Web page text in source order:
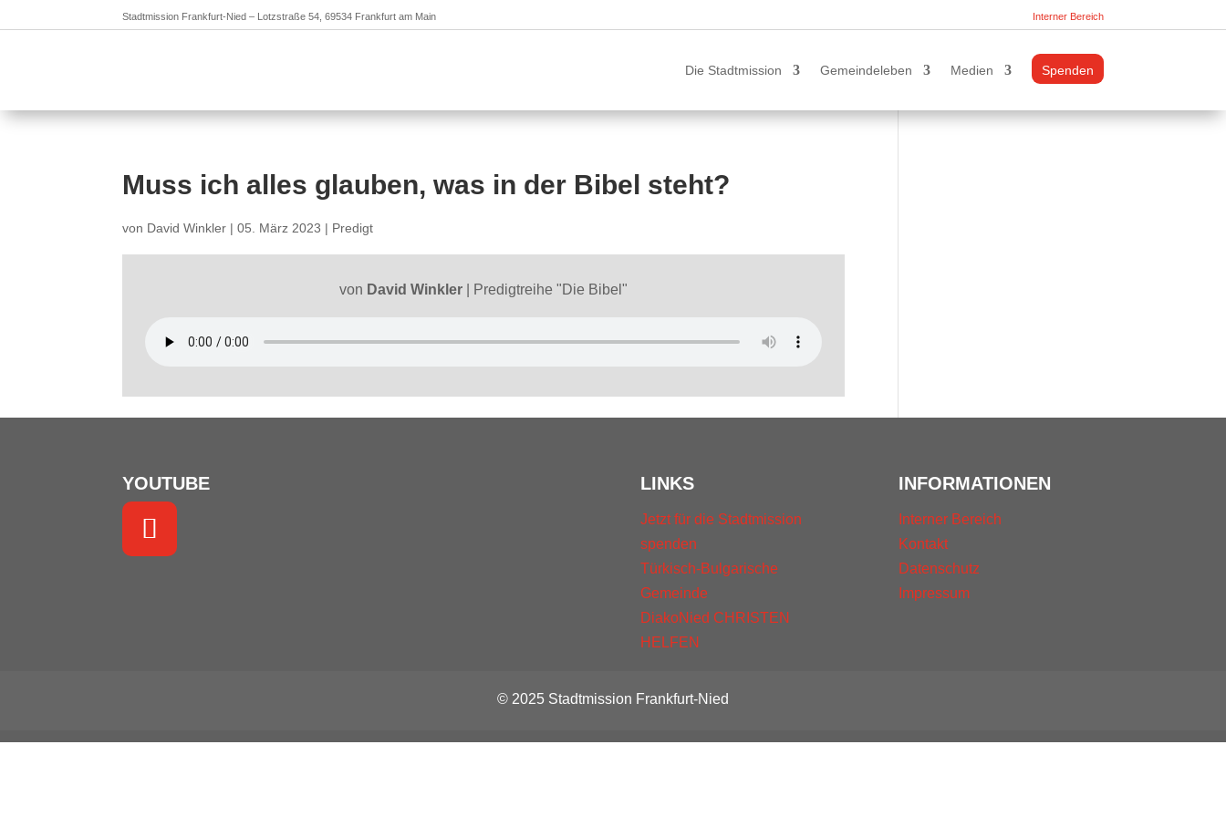
Stadtmission Frankfurt-Nied – Lotzstraße 54, 69534 Frankfurt am Main Interner Bereich
Die Stadtmission Gemeindeleben Medien Spenden
Muss ich alles glauben, was in der Bibel steht?
von David Winkler |05. März 2023 | Predigt
von David Winkler Predigtreihe "Die Bibel"
YOUTUBE LINKS
Jetzt für die Stadtmission
spenden
Türkisch-Bulgarische
Gemeinde
DiakoNied CHRISTEN
HELFEN
INFORMATIONEN
Interner Bereich
Kontakt
Datenschutz
Impressum
© 2025 Stadtmission Frankfurt-Nied